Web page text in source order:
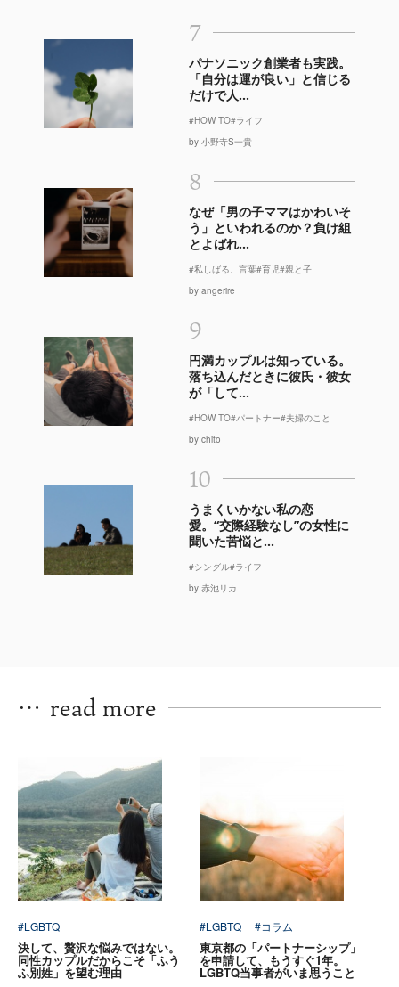
7
パナソニック創業者も実践。
「自分は運が良い」と信じる
だけで人...
#HOW TO#ライフ
by 小野寺S一貴
8
なぜ「男の子ママはかわいそ
う」といわれるのか？負け組
とよばれ...
#私しばる、言葉#育児#親と子
by angerire
9
円満カップルは知っている。
落ち込んだときに彼氏・彼女
が「して...
#HOW TO#パートナー#夫婦のこと
by chito
10
うまくいかない私の恋
愛。“交際経験なし”の女性に
聞いた苦悩と...
#シングル#ライフ
by 赤池リカ
… read more
#LGBTQ
決して、贅沢な悩みではない。
同性カップルだからこそ「ふう
ふ別姓」を望む理由
#LGBTQ #コラム
東京都の「パートナーシップ」
を申請して、もうすぐ1年。
LGBTQ当事者がいま思うこと